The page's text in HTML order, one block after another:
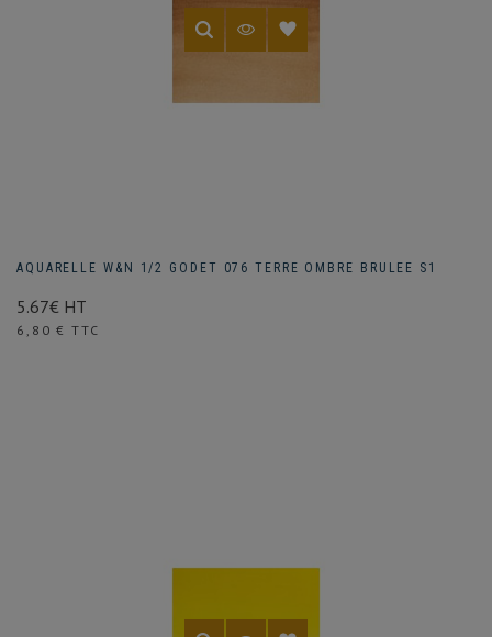
AQUARELLE W&N 1/2 GODET 076 TERRE OMBRE BRULEE S1
5.67€ HT
Prix
6,80 € TTC